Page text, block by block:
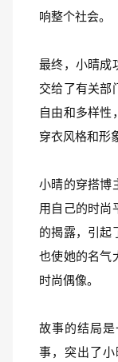
响整个社会。
最终，小晴成
交给了有关部
自由和多样性
穿衣风格和形
小晴的穿搭博
用自己的时尚
的揭露，引起
也使她的名气
时尚偶像。
故事的结局
事，突出了